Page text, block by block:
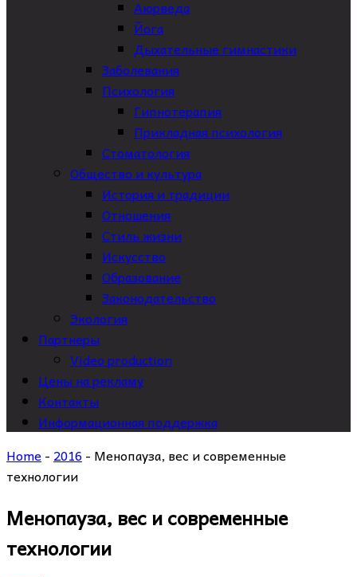
Аюрведа
Йога
Дыхательные гимнастики
Заболевания
Психология
Гипнотерапия
Прикладная психология
Стоматология
Общество и культура
История и традиции
Отношения
Стиль жизни
Искусство
Образование
Законодательство
Экология
Партнеры
Video production
Цены на рекламу
Контакты
Информационная поддержка
Home- 2016 - Менопауза, вес и современные
технологии
Менопауза, вес и современные
технологии